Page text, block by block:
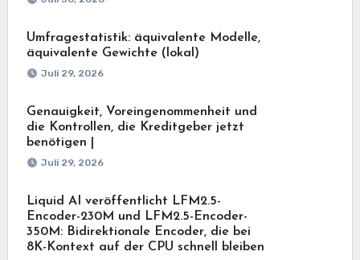
Umfragestatistik: äquivalente Modelle,
äquivalente Gewichte (lokal)
Juli 29, 2026
Genauigkeit, Voreingenommenheit und
die Kontrollen, die Kreditgeber jetzt
benötigen |
Juli 29, 2026
Liquid AI veröffentlicht LFM2.5-
Encoder-230M und LFM2.5-Encoder-
350M: Bidirektionale Encoder, die bei
8K-Kontext auf der CPU schnell bleiben